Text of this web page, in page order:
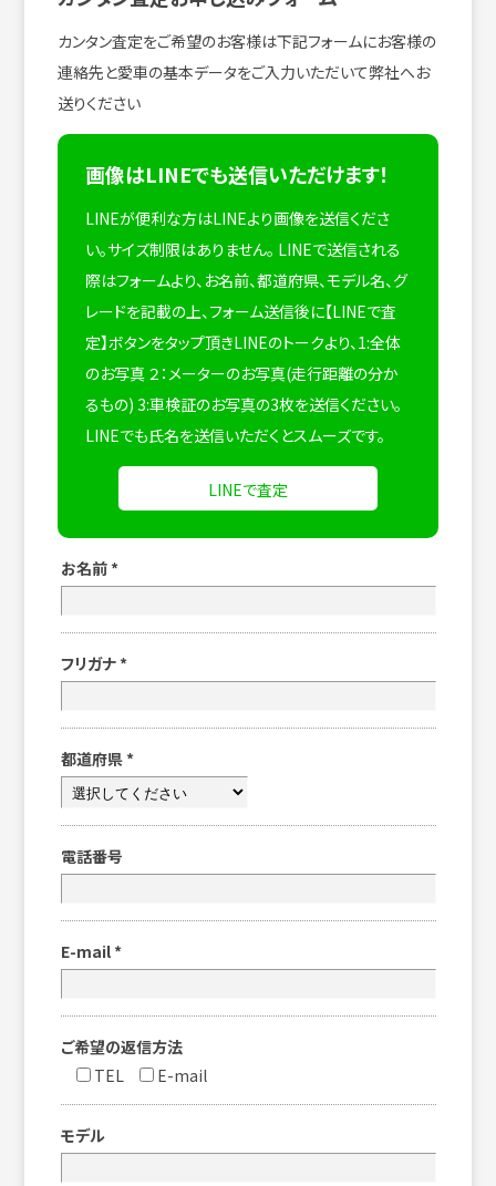
カンタン査定をご希望のお客様は下記フォームにお客様の
連絡先と愛車の基本データをご入力いただいて弊社へお
送りください
画像はLINEでも送信いただけます！
LINEが便利な方はLINEより画像を送信くださ
い。サイズ制限はありません。 LINEで送信される
際はフォームより、お名前、都道府県、モデル名、グ
レードを記載の上、フォーム送信後に【LINEで査
定】ボタンをタップ頂きLINEのトークより、1:全体
のお写真 ２：メーターのお写真(走行距離の分か
るもの) 3:車検証のお写真の3枚を送信ください。
LINEでも氏名を送信いただくとスムーズです。
LINEで査定
お名前 *
フリガナ *
都道府県 *
電話番号
E-mail *
ご希望の返信方法
TEL
E-mail
モデル